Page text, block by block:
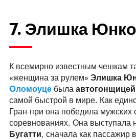
7. Элишка
К всемирно известным чешкам
«женщина за рулем» Элишка
Oломоуце была автогонщицей
самой быстрой в мире. Как
Гран-при она победила мужских
соревнованиях. Она выступала
Бугатти, сначала как пассажир